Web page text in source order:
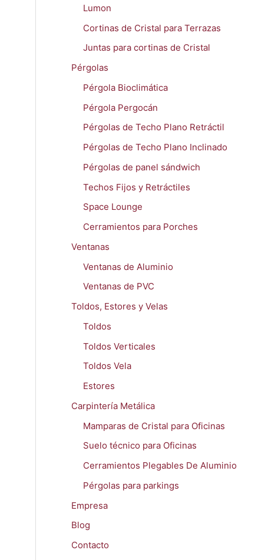
Lumon
Cortinas de Cristal para Terrazas
Juntas para cortinas de Cristal
Pérgolas
Pérgola Bioclimática
Pérgola Pergocán
Pérgolas de Techo Plano Retráctil
Pérgolas de Techo Plano Inclinado
Pérgolas de panel sándwich
Techos Fijos y Retráctiles
Space Lounge
Cerramientos para Porches
Ventanas
Ventanas de Aluminio
Ventanas de PVC
Toldos, Estores y Velas
Toldos
Toldos Verticales
Toldos Vela
Estores
Carpintería Metálica
Mamparas de Cristal para Oficinas
Suelo técnico para Oficinas
Cerramientos Plegables De Aluminio
Pérgolas para parkings
Empresa
Blog
Contacto